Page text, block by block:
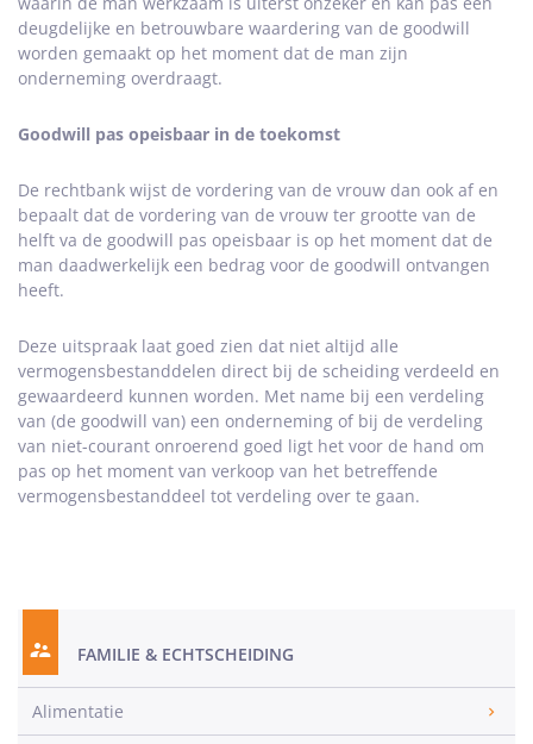
deugdelijke en betrouwbare waardering van de goodwill
worden gemaakt op het moment dat de man zijn
onderneming overdraagt.
Goodwill pas opeisbaar in de toekomst
De rechtbank wijst de vordering van de vrouw dan ook af en
bepaalt dat de vordering van de vrouw ter grootte van de
helft va de goodwill pas opeisbaar is op het moment dat de
man daadwerkelijk een bedrag voor de goodwill ontvangen
heeft.
Deze uitspraak laat goed zien dat niet altijd alle
vermogensbestanddelen direct bij de scheiding verdeeld en
gewaardeerd kunnen worden. Met name bij een verdeling
van (de goodwill van) een onderneming of bij de verdeling
van niet-courant onroerend goed ligt het voor de hand om
pas op het moment van verkoop van het betreffende
vermogensbestanddeel tot verdeling over te gaan.
FAMILIE & ECHTSCHEIDING
Alimentatie